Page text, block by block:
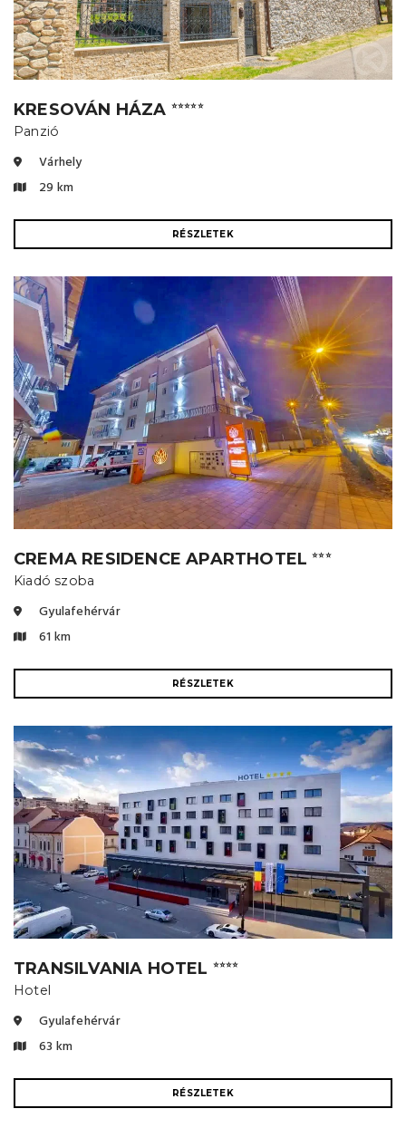
KRESOVÁN HÁZA ⭐⭐⭐⭐⭐
Panzió
Várhely
29 km
RÉSZLETEK
CREMA RESIDENCE APARTHOTEL⭐⭐⭐
Kiadó szoba
Gyulafehérvár
61 km
RÉSZLETEK
TRANSILVANIA HOTEL ⭐⭐⭐⭐
Hotel
Gyulafehérvár
63 km
RÉSZLETEK